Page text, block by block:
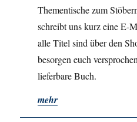
Thementische zum
schreibt uns kurz eine E-
alle Titel sind über den
besorgen euch
lieferbare Buch.
mehr